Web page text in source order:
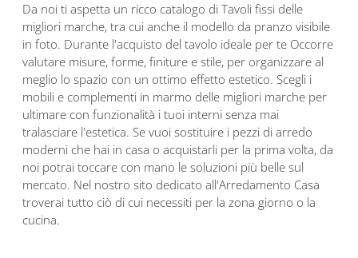
Da noi ti aspetta un ricco catalogo di Tavoli fissi delle
migliori marche, tra cui anche il modello da pranzo visibile
in foto. Durante l'acquisto del tavolo ideale per te Occorre
valutare misure, forme, finiture e stile, per organizzare al
meglio lo spazio con un ottimo effetto estetico. Scegli i
mobili e complementi in marmo delle migliori marche per
ultimare con funzionalità i tuoi interni senza mai
tralasciare l'estetica. Se vuoi sostituire i pezzi di arredo
moderni che hai in casa o acquistarli per la prima volta, da
noi potrai toccare con mano le soluzioni più belle sul
mercato. Nel nostro sito dedicato all'Arredamento Casa
troverai tutto ciò di cui necessiti per la zona giorno o la
cucina.